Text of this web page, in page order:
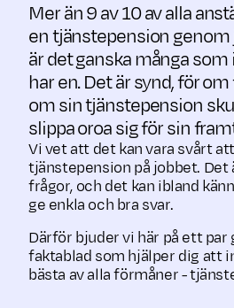
Mer än 9 av 10 av alla
en tjänste­pension genom
är det ganska många
har en. Det är synd, för
om sin tjänstepension
slippa oroa sig för sin
Vi vet att det kan vara svårt
tjänstepension på jobbet. Det
frågor, och det kan ibland
ge enkla och bra svar.
Därför bjuder vi här på ett par
faktablad som hjälper dig att
bästa av alla förmåner -